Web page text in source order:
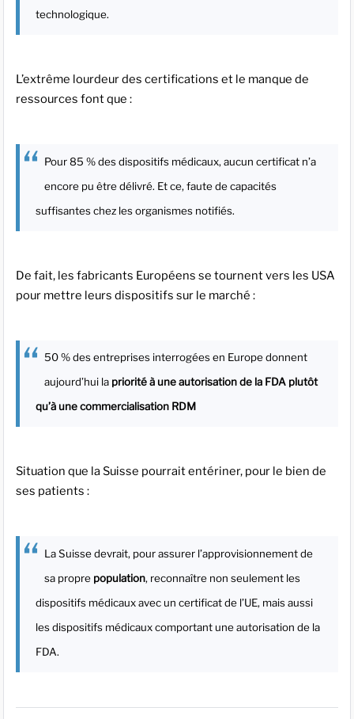
technologique.
L’extrême lourdeur des certifications et le manque de
ressources font que :
Pour 85 % des dispositifs médicaux, aucun certificat n’a
encore pu être délivré. Et ce, faute de capacités
suffisantes chez les organismes notifiés.
De fait, les fabricants Européens se tournent vers les USA
pour mettre leurs dispositifs sur le marché :
50 % des entreprises interrogées en Europe donnent
aujourd’hui la priorité à une autorisation de la FDA plutôt
qu’à une commercialisation RDM
Situation que la Suisse pourrait entériner, pour le bien de
ses patients :
La Suisse devrait, pour assurer l’approvisionnement de
sa propre population, reconnaître non seulement les
dispositifs médicaux avec un certificat de l’UE, mais aussi
les dispositifs médicaux comportant une autorisation de la
FDA.